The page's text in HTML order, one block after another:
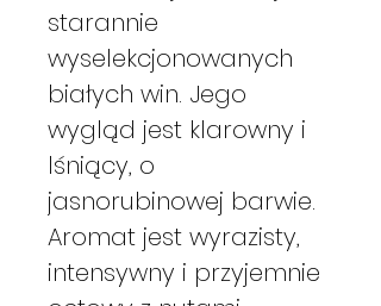
starannie
wyselekcjonowanych
białych win. Jego
wygląd jest klarowny i
lśniący, o
jasnorubinowej barwie.
Aromat jest wyrazisty,
intensywny i przyjemnie